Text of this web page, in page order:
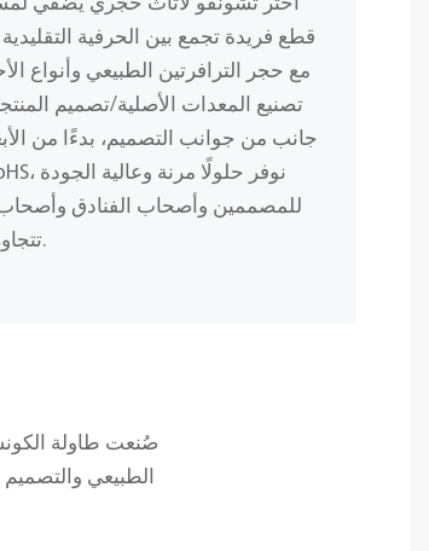
اختر تشونفو لأثاث حجري يُضفي
قطع فريدة تجمع بين الحرفية
مع حجر الترافرتين الطبيعي وأنواع
تصنيع المعدات الأصلية/تصميم
جانب من جوانب التصميم، بدءًا من
للمصممين وأصحاب الفنادق وأصحاب
تتجاوز كل قطعة توقعاتك من حيث الجمال والمتانة.
صُنعت طاولة
الطبيعي